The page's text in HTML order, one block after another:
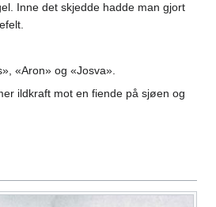
Inne det skjedde hadde man gjort
«Aron» og «Josva».
ildkraft mot en fiende på sjøen og